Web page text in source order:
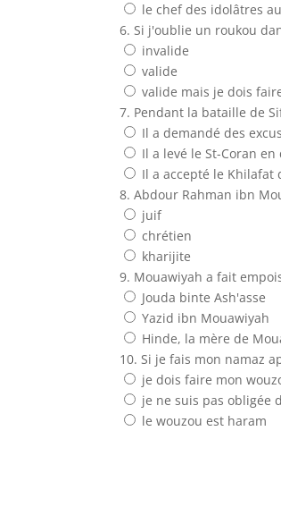
le chef des idolâtres
6. Si j'oublie un roukou
invalide
valide
valide mais je dois
7. Pendant la bataille de
Il a demandé des
Il a levé le St-Coran
Il a accepté le Khilafat
8. Abdour Rahman ibn
juif
chrétien
kharijite
9. Mouawiyah a fait
Jouda binte Ash'asse
Yazid ibn Mouawiyah
Hinde, la mère de
10. Si je fais mon namaz
je dois faire mon
je ne suis pas obligée
le wouzou est haram